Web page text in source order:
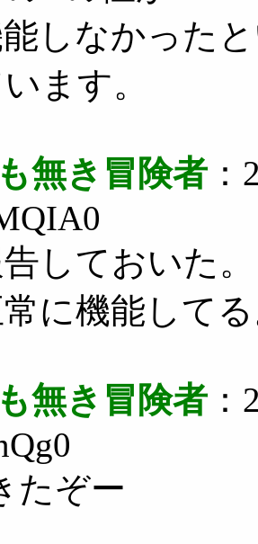
なかったと
ます。
無き冒険者
しておいた。
常に機能して
無き冒険者
たぞー